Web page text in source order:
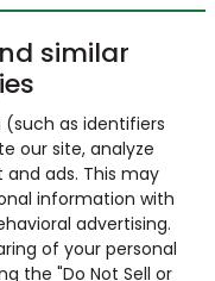
similar
as identifiers
our site, analyze
ads. This may
information with
advertising.
of your personal
the "Do Not Sell or